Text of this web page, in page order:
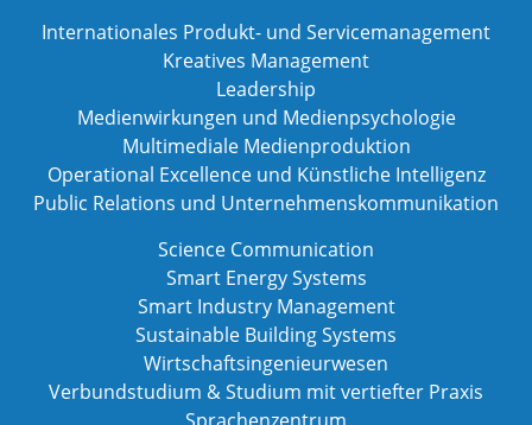
Internationales Produkt- und Servicemanagement
Kreatives Management
Leadership
Medienwirkungen und Medienpsychologie
Multimediale Medienproduktion
Operational Excellence und Künstliche Intelligenz
Public Relations und Unternehmenskommunikation
Science Communication
Smart Energy Systems
Smart Industry Management
Sustainable Building Systems
Wirtschaftsingenieurwesen
Verbundstudium & Studium mit vertiefter Praxis